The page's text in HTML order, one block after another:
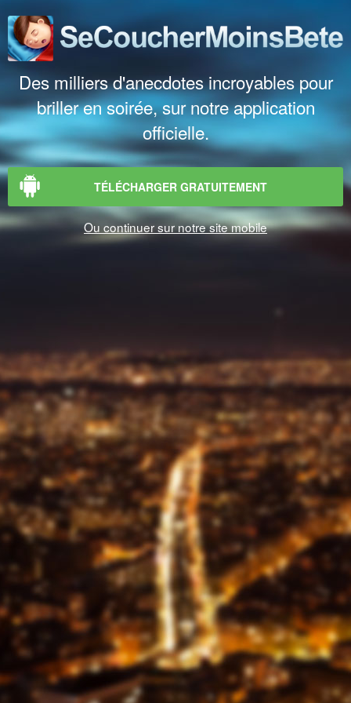
Des milliers d'anecdotes incroyables pour
briller en soirée, sur notre application
officielle.
TÉLÉCHARGER GRATUITEMENT
Ou continuer sur notre site mobile